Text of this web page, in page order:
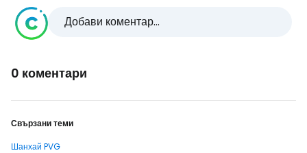
Добави коментар...
0 коментари
Свързани теми
Шанхай PVG